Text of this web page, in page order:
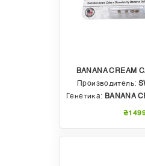
BANANA CREAM
Производитель:
Генетика: BANANA CREAM CAKE X